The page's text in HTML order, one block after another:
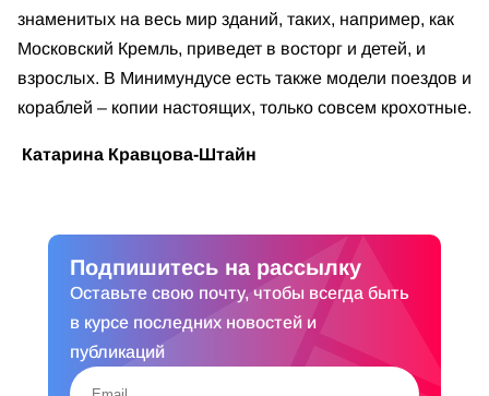
знаменитых на весь мир зданий, таких, например, как
Московский Кремль, приведет в восторг и детей, и
взрослых. В Минимундусе есть также модели поездов и
кораблей – копии настоящих, только совсем крохотные.
Катарина Кравцова-Штайн
Подпишитесь на рассылку
Оставьте свою почту, чтобы всегда быть
в курсе последних новостей и
публикаций